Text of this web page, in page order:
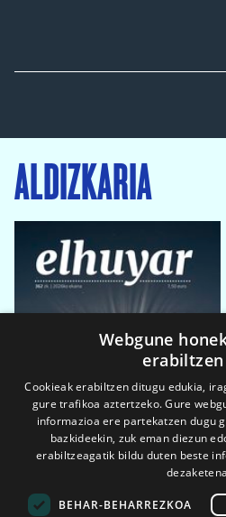
ALDIZKARIA
Webgune
Cookieak erabiltzen ditugu edukia,
gure trafikoa aztertzeko. Gure
informazioa ere partekatzen dugu
bazkideekin, zuk eman diezun
erabiltzeagatik bildu duten beste
BEHAR-BEHARREZKOA